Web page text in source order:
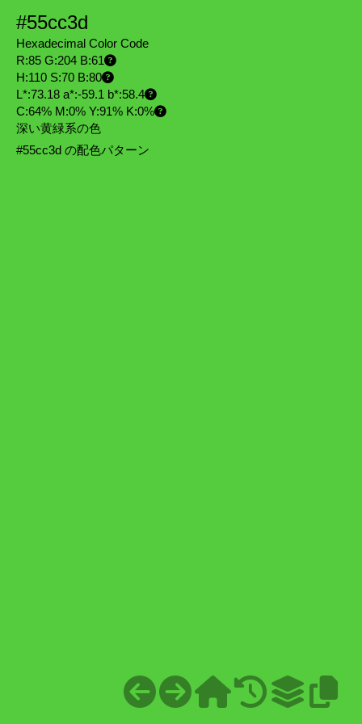
#55cc3d
Hexadecimal Color Code
R:85 G:204 B:61
H:110 S:70 B:80
L*:73.18 a*:-59.1 b*:58.4
C:64% M:0% Y:91% K:0%
深い黄緑系の色
#55cc3d の配色パターン